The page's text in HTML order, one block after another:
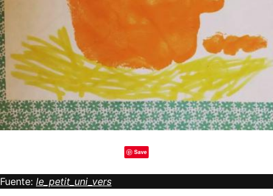
Save
Fuente: le_petit_uni_vers